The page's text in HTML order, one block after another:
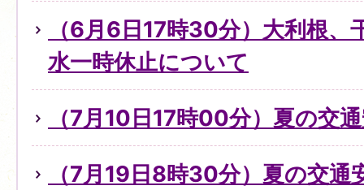
（6月6日17時30分）大利根、
水一時休止について
（7月10日17時00分）夏の交
（7月19日8時30分）夏の交通